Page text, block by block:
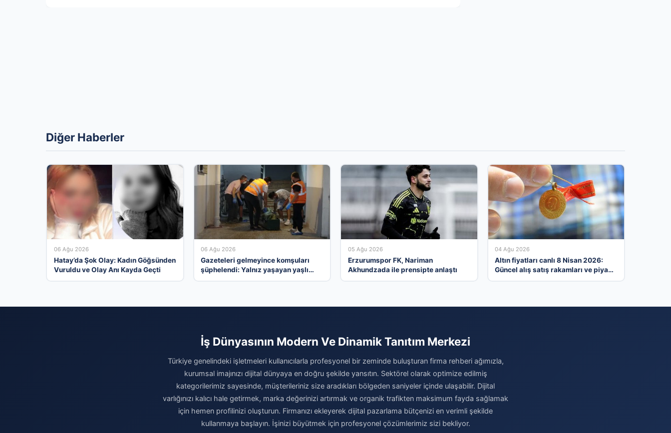
Diğer Haberler
06 Ağu 2026
Hatay’da Şok Olay: Kadın Göğsünden
Vuruldu ve Olay Anı Kayda Geçti
06 Ağu 2026
Gazeteleri gelmeyince komşuları
şüphelendi: Yalnız yaşayan yaşlı
05 Ağu 2026
Erzurumspor FK, Nariman
Akhundzada ile prensipte anlaştı
04 Ağu 2026
Altın fiyatları canlı 8 Nisan 2026:
Güncel alış satış rakamları ve piyasa
İş Dünyasının Modern Ve Dinamik Tanıtım Merkezi
Türkiye genelindeki işletmeleri kullanıcılarla profesyonel bir zeminde buluşturan firma rehberi ağımızla,
kurumsal imajınızı dijital dünyaya en doğru şekilde yansıtın. Sektörel olarak optimize edilmiş
kategorilerimiz sayesinde, müşterileriniz size aradıkları bölgeden saniyeler içinde ulaşabilir. Dijital
varlığınızı kalıcı hale getirmek, marka değerinizi artırmak ve organik trafikten maksimum fayda sağlamak
için hemen profilinizi oluşturun. Firmanızı ekleyerek dijital pazarlama bütçenizi en verimli şekilde
kullanmaya başlayın. İşinizi büyütmek için profesyonel çözümlerimiz sizi bekliyor.